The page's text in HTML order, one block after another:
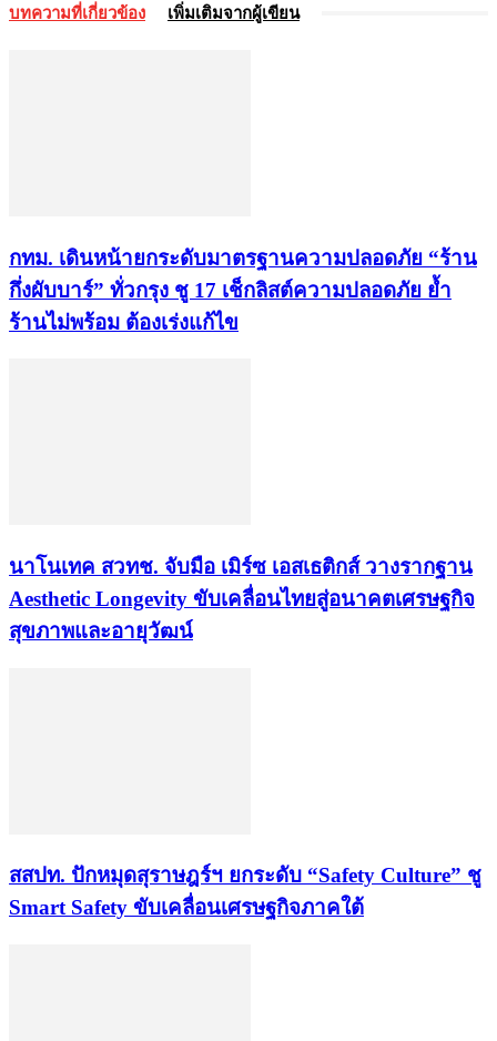
บทความที่เกี่ยวข้อง เพิ่มเติมจากผู้เขียน
กทม. เดินหน้ายกระดับมาตรฐานความปลอดภัย “ร้าน
กึ่งผับบาร์” ทั่วกรุง ชู 17 เช็กลิสต์ความปลอดภัย ย้ำ
ร้านไม่พร้อม ต้องเร่งแก้ไข
นาโนเทค สวทช. จับมือ เมิร์ซ เอสเธติกส์ วางรากฐาน
Aesthetic Longevity ขับเคลื่อนไทยสู่อนาคตเศรษฐกิจ
สุขภาพและอายุวัฒน์
สสปท. ปักหมุดสุราษฎร์ฯ ยกระดับ “Safety Culture” ชู
Smart Safety ขับเคลื่อนเศรษฐกิจภาคใต้